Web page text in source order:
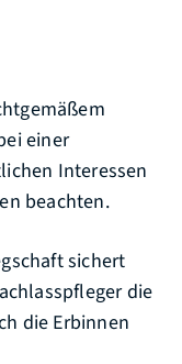
einer
Interessen
beachten.
sichert
die
die Erbinnen